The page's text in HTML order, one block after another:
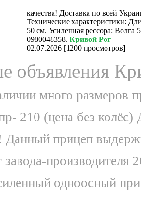
качества! Доставка по всей
Технические характеристики:
50 см. Усиленная рессора:
0980048358. Кривой Рог
02.07.2026 [1200 просмотров]
объявления
много размеров
210 (цена без
Данный прицеп
завода-производителя
одноосный